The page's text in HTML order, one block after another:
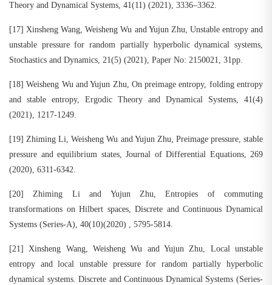
Theory and Dynamical Systems, 41(11) (2021), 3336–3362.
[17] Xinsheng Wang, Weisheng Wu and Yujun Zhu, Unstable entropy and
unstable pressure for random partially hyperbolic dynamical systems,
Stochastics and Dynamics, 21(5) (2021), Paper No: 2150021, 31pp.
[18] Weisheng Wu and Yujun Zhu, On preimage entropy, folding entropy
and stable entropy, Ergodic Theory and Dynamical Systems, 41(4)
(2021), 1217-1249.
[19] Zhiming Li, Weisheng Wu and Yujun Zhu, Preimage pressure, stable
pressure and equilibrium states, Journal of Differential Equations, 269
(2020), 6311-6342.
[20] Zhiming Li and Yujun Zhu, Entropies of commuting
transformations on Hilbert spaces, Discrete and Continuous Dynamical
Systems (Series-A), 40(10)(2020) , 5795-5814.
[21] Xinsheng Wang, Weisheng Wu and Yujun Zhu, Local unstable
entropy and local unstable pressure for random partially hyperbolic
dynamical systems. Discrete and Continuous Dynamical Systems (Series-